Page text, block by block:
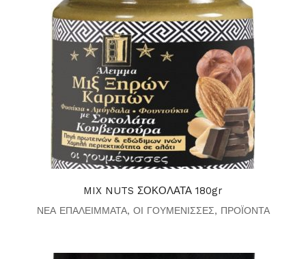
MIX NUTS ΣΟΚΟΛΑΤΑ 180gr
ΝΕΑ ΕΠΑΛΕΙΜΜΑΤΑ, ΟΙ ΓΟΥΜΕΝΙΣΣΕΣ, ΠΡΟΪΟΝΤΑ